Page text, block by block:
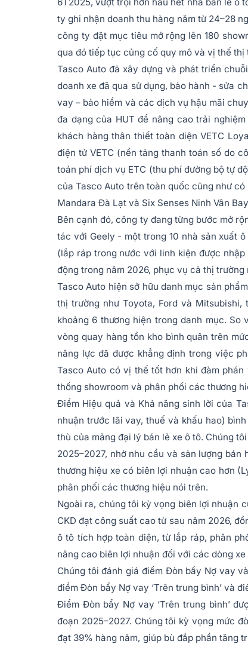
ty ghi nhận doanh thu hàng năm từ 24–28
công ty đặt mục tiêu mở rộng lên 180
qua đó tiếp tục củng cố quy mô và vị thế thị
Tasco Auto đã xây dựng và phát triển
doanh xe đã qua sử dụng, bảo hành - sửa
vay – bảo hiểm và các dịch vụ hậu mãi
đa dạng của HUT để nâng cao trải
khách hàng thân thiết toàn diện VETC
điện tử VETC (nền tảng thanh toán số do
toán phí dịch vụ ETC (thu phí đường bộ tự
của Tasco Auto trên toàn quốc cũng như
Mandara Đà Lạt và Six Senses Ninh Vân
Bên cạnh đó, công ty đang từng bước mở
tác với Geely - một trong 10 nhà sản xuất
(lắp ráp trong nước với linh kiện được
động trong năm 2026, phục vụ cả thị trường
Tasco Auto hiện sở hữu danh mục sản
thị trường như Toyota, Ford và
khoảng 6 thương hiện trong danh mục.
vòng quay hàng tồn kho bình quân trên
năng lực đã được khẳng định trong việc
Tasco Auto có vị thế tốt hơn khi đàm
thống showroom và phân phối các thương
Điểm Hiệu quả và Khả năng sinh lời của
nhuận trước lãi vay, thuế và khấu hao)
thù của mảng đại lý bán lẻ xe ô tô. Chúng
2025–2027, nhờ nhu cầu và sản lượng
thương hiệu xe có biên lợi nhuận cao hơn
phân phối các thương hiệu nói trên.
Ngoài ra, chúng tôi kỳ vọng biên lợi nhuận
CKD đạt công suất cao từ sau năm 2026,
ô tô tích hợp toàn diện, từ lắp ráp, phân
nâng cao biên lợi nhuận đối với các dòng xe
Chúng tôi đánh giá điểm Đòn bẩy Nợ vay
điểm Đòn bẩy Nợ vay ‘Trên trung bình’ và
Điểm Đòn bẩy Nợ vay ‘Trên trung bình’
đoạn 2025–2027. Chúng tôi kỳ vọng mức
đạt 39% hàng năm, giúp bù đắp phần tăng